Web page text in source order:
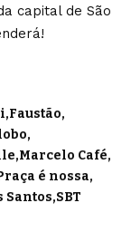
capital de São
Faustão
Marcelo Café
é nossa
Santos SBT